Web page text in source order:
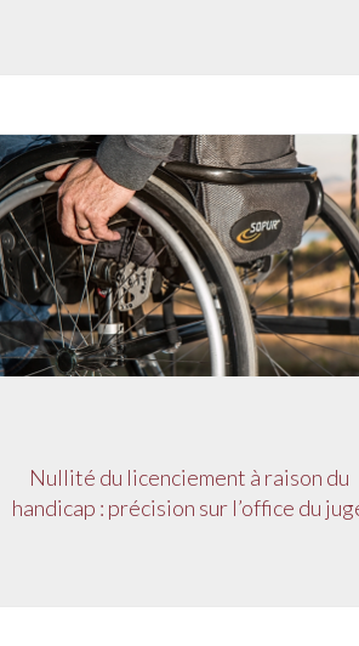
Nullité du licenciement à raison du
handicap : précision sur l’office du